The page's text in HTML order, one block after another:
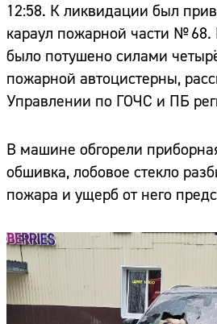
12:58. К ликвидации был
караул пожарной части № 68.
было потушено силами
пожарной автоцистерны,
Управлении по ГОЧС и ПБ
В машине обгорели
обшивка, лобовое стекло
пожара и ущерб от него